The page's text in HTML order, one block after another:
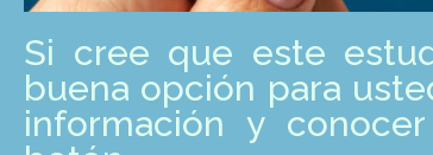
Si cree que este
buena opción para
información y